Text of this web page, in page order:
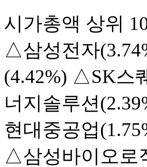
시가총액 상위
△삼성전자
(4.42%) △SK스
너지솔루션
현대중공업
△삼성바이오로